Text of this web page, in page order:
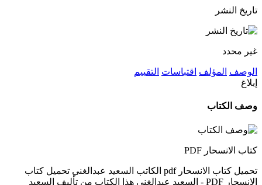
تاريخ النشر
غير محدد
الوصف المؤلف اقتباسات التقييم
إبلاغ
وصف الكتاب
كتاب الانسحار PDF
تحميل كتاب الانسحار pdf الكاتب السعيد عبدالغني تحميل كتاب
الانسحار PDF - السعيد عبدالغني هذا الكتاب من تأليف السعيد